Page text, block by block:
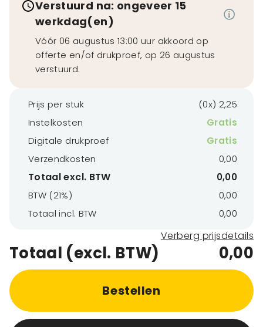
Verstuurd na: ongeveer 15
werkdag(en)
Vóór 06 augustus 13:00 uur akkoord op
offerte en/of drukproef, op 26 augustus
verstuurd.
Prijs per stuk
(0x) 2,25
Instelkosten
Gratis
Digitale drukproef
Gratis
Verzendkosten
0,00
Totaal excl. BTW
0,00
BTW (21%)
0,00
Totaal incl. BTW
0,00
Verberg prijsdetails
Totaal (excl. BTW) 0,00
Bestellen